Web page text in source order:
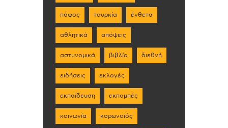
πάφος τουρκία ένθετα
αθλητικά απόψεις
αστυνομικά βιβλίο διεθνή
ειδήσεις εκλογές
εκπαίδευση εκπομπές
κοινωνία κορωνοϊός